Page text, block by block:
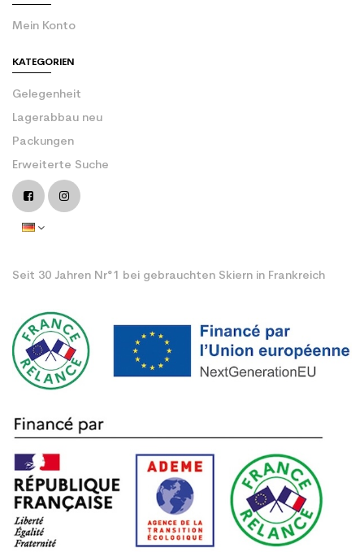
Mein Konto
KATEGORIEN
Gelegenheit
Lagerabbau neu
Packungen
Erweiterte Suche
Seit 30 Jahren Nr°1 bei gebrauchten Skiern in Frankreich